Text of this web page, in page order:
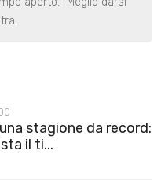
stagione da record:
il ti...